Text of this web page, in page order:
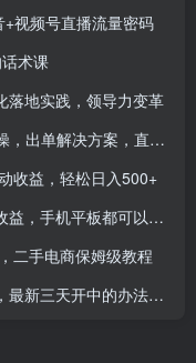
视频号直播流量密码
术课
落地实践，领导力变革
方案，直播截流快速盈利
收益，轻松日入500+
操作，一天十分钟也日入多张
二手电商保姆级教程
+过中后搬运方法+搬运起号等